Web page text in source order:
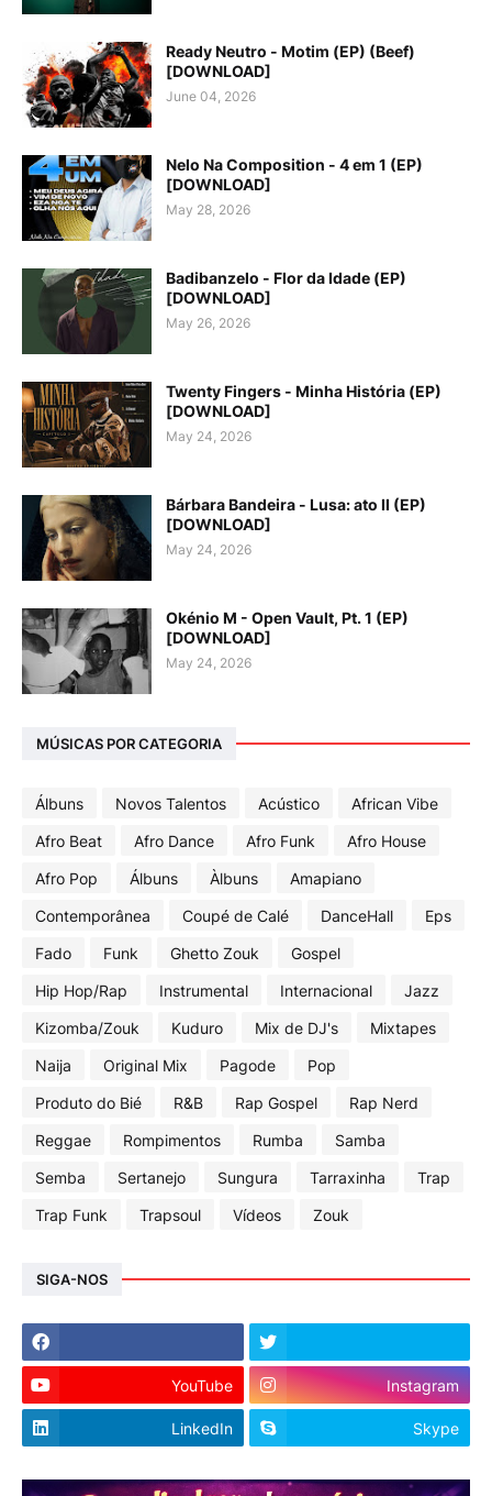
Ready Neutro - Motim (EP) (Beef)
[DOWNLOAD]
June 04, 2026
Nelo Na Composition - 4 em 1 (EP)
[DOWNLOAD]
May 28, 2026
Badibanzelo - Flor da Idade (EP)
[DOWNLOAD]
May 26, 2026
Twenty Fingers - Minha História (EP)
[DOWNLOAD]
May 24, 2026
Bárbara Bandeira - Lusa: ato II (EP)
[DOWNLOAD]
May 24, 2026
Okénio M - Open Vault, Pt. 1 (EP)
[DOWNLOAD]
May 24, 2026
MÚSICAS POR CATEGORIA
Álbuns Novos Talentos Acústico
African Vibe
Afro Beat
Afro Dance Afro Funk
Afro House
Afro Pop
Álbuns Àlbuns
Amapiano
Contemporânea
Coupé de Calé DanceHall
Eps
Fado
Funk Ghetto Zouk
Gospel
Hip Hop/Rap
Instrumental Internacional
Jazz
Kizomba/Zouk
Kuduro Mix de DJ's
Mixtapes
Naija
Original Mix Pagode
Pop
Produto do Bié
R&B Rap Gospel
Rap Nerd
Reggae
Rompimentos Rumba
Samba
Semba
Sertanejo Sungura Tarraxinha
Trap
Trap Funk
Trapsoul Vídeos Zouk
SIGA-NOS
YouTube Instagram
LinkedIn Skype